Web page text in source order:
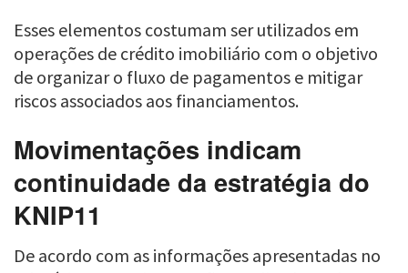
Esses elementos costumam ser utilizados em
operações de crédito imobiliário com o objetivo
de organizar o fluxo de pagamentos e mitigar
riscos associados aos financiamentos.
Movimentações indicam
continuidade da estratégia do
KNIP11
De acordo com as informações apresentadas no